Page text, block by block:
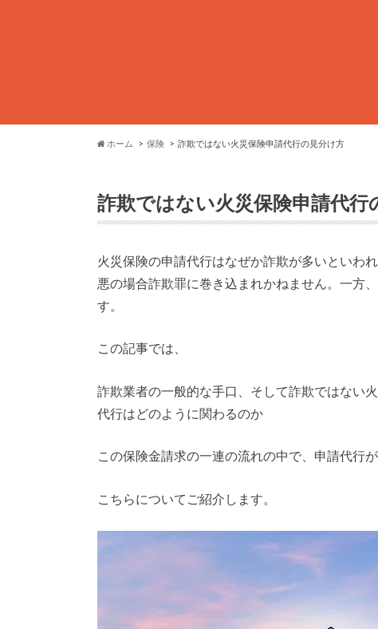
ホーム 保険 詐欺ではない火災保険申請代行の見分け方
詐欺ではない火災保険申請代行
火災保険の申請代行はなぜか詐欺が多いといわ
悪の場合詐欺罪に巻き込まれかねません。一方
す。
この記事では、
詐欺業者の一般的な手口、そして詐欺ではない
代行はどのように関わるのか
この保険金請求の一連の流れの中で、申請代行
こちらについてご紹介します。